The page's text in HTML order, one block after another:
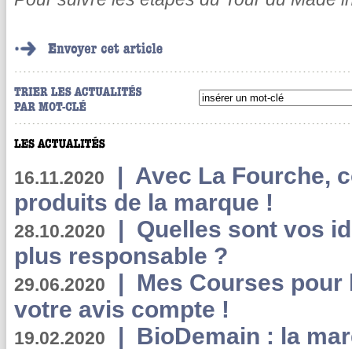
16.11.2020 | Avec La Fourche,
produits de la marque !
28.10.2020 | Quelles sont vos
plus responsable ?
29.06.2020 | Mes Courses pour
votre avis compte !
19.02.2020 | BioDemain : la